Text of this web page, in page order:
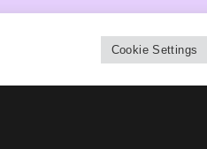
Cookie Settings